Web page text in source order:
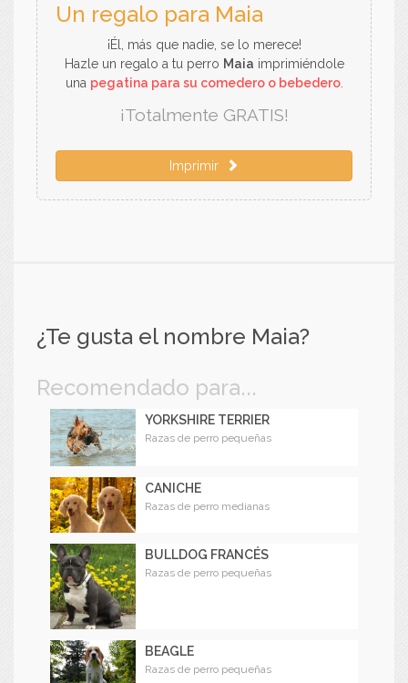
Un regalo para Maia
¡Él, más que nadie, se lo merece!
Hazle un regalo a tu perro Maia imprimiéndole
una pegatina para su comedero o bebedero.
¡Totalmente GRATIS!
Imprimir
¿Te gusta el nombre Maia?
Recomendado para...
YORKSHIRE TERRIER
Razas de perro pequeñas
CANICHE
Razas de perro medianas
BULLDOG FRANCÉS
Razas de perro pequeñas
BEAGLE
Razas de perro pequeñas